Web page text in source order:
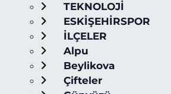
TEKNOLOJİ
ESKİŞEHİRSPOR
İLÇELER
Alpu
Beylikova
Çifteler